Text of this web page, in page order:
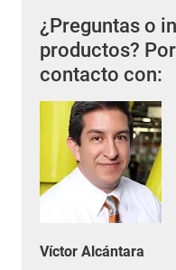
¿Preguntas o
productos?
contacto con:
Víctor Alcántara